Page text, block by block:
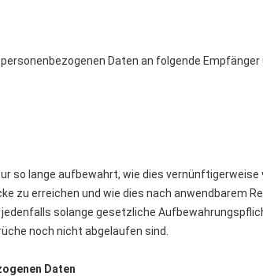
Daten an folgende
so lange aufbewahrt, wie dies vernünftigerweise
zu erreichen und wie dies nach anwendbarem
solange gesetzliche
noch nicht abgelaufen sind.
Daten